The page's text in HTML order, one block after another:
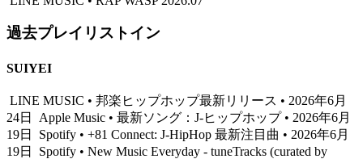
過去プレイリストイン
SUIYEI
LINE MUSIC • 邦楽ヒップホップ最新リリース • 2026年6月
24日
Apple Music • 最新ソング：J-ヒップホップ • 2026年6月
19日
Spotify • +81 Connect: J-HipHop 最新注目曲 • 2026年6月
19日
Spotify • New Music Everyday - tuneTracks (curated by